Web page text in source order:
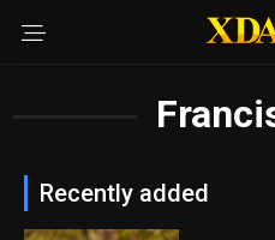
Recently added